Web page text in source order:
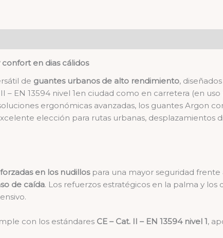
en dias cálidos
de guantes urbanos de alto rendimiento,
II – EN 13594 nivel 1en ciudad como en carretera (en
ergonómicas avanzadas, los guantes Argon
elección para rutas urbanas, desplazamientos
en los nudillospara una mayor seguridad frente
de caída. Los refuerzos estratégicos en la palma y los
con los estándares CE – Cat. II – EN 13594 nivel 1,